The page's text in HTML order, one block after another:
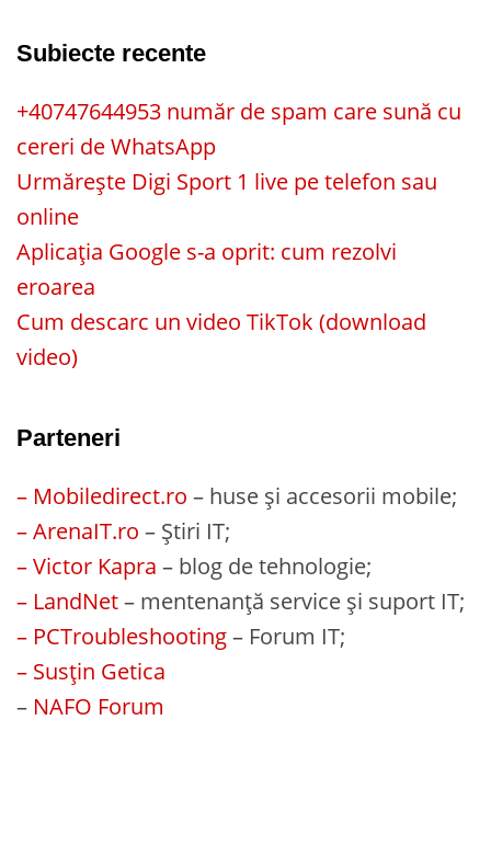
Subiecte recente
+40747644953 număr de spam care sună cu
cereri de WhatsApp
Urmărește Digi Sport 1 live pe telefon sau
online
Aplicația Google s-a oprit: cum rezolvi
eroarea
Cum descarc un video TikTok (download
video)
Parteneri
– Mobiledirect.ro – huse și accesorii mobile;
– ArenaIT.ro – Știri IT;
– Victor Kapra – blog de tehnologie;
– LandNet– mentenanță service și suport IT;
– PCTroubleshooting– Forum IT;
– Susțin Getica
– NAFO Forum